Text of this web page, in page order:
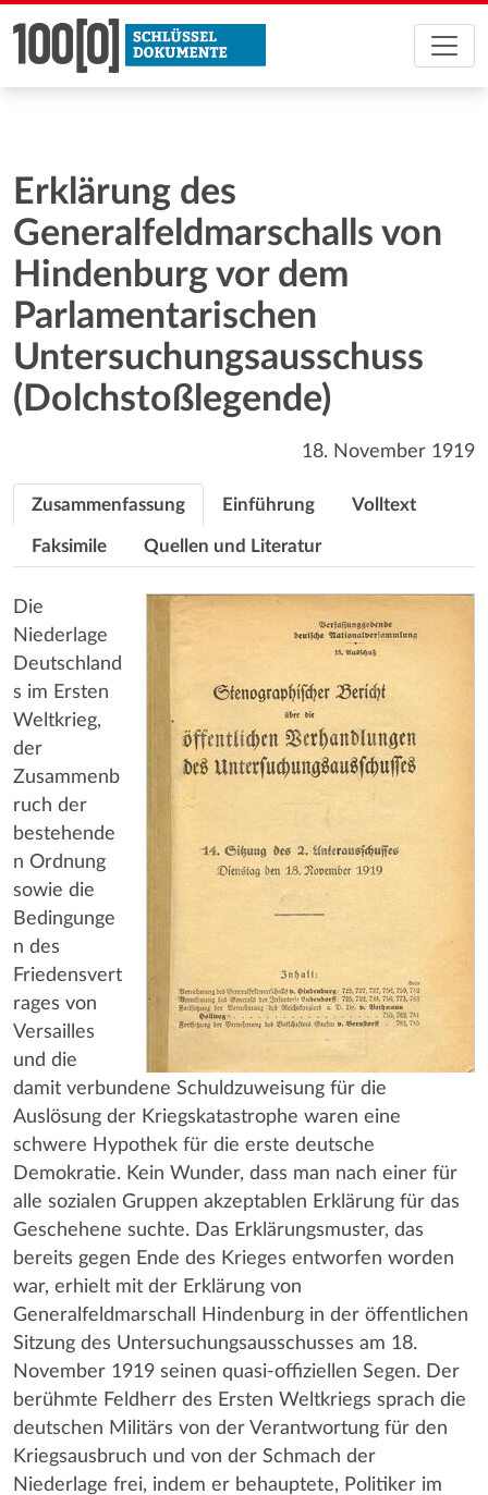
Erklärung des
Generalfeldmarschalls von
Hindenburg vor dem
Parlamentarischen
Untersuchungsausschuss
(Dolchstoßlegende)
18. November 1919
Zusammenfassung Einführung Volltext
Faksimile Quellen und Literatur
Die
Niederlage
Deutschland
s im Ersten
Weltkrieg,
der
Zusammenb
ruch der
bestehende
n Ordnung
sowie die
Bedingunge
n des
Friedensvert
rages von
Versailles
und die
damit verbundene Schuldzuweisung für die
Auslösung der Kriegskatastrophe waren eine
schwere Hypothek für die erste deutsche
Demokratie. Kein Wunder, dass man nach einer für
alle sozialen Gruppen akzeptablen Erklärung für das
Geschehene suchte. Das Erklärungsmuster, das
bereits gegen Ende des Krieges entworfen worden
war, erhielt mit der Erklärung von
Generalfeldmarschall Hindenburg in der öffentlichen
Sitzung des Untersuchungsausschusses am 18.
November 1919 seinen quasi-offiziellen Segen. Der
berühmte Feldherr des Ersten Weltkriegs sprach die
deutschen Militärs von der Verantwortung für den
Kriegsausbruch und von der Schmach der
Niederlage frei, indem er behauptete, Politiker im